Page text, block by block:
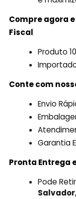
Compre agora
Fiscal
Produto
Conte com
Envio
Garantia
Pronta Entrega
Pode